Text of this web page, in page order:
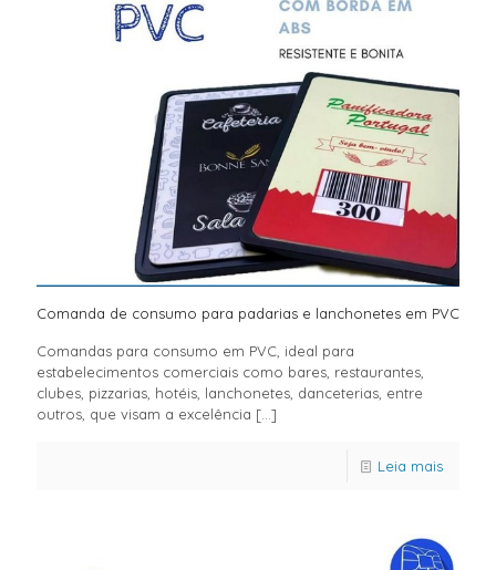
Comanda de consumo para padarias e lanchonetes em PVC
Comandas para consumo em PVC, ideal para
estabelecimentos comerciais como bares, restaurantes,
clubes, pizzarias, hotéis, lanchonetes, danceterias, entre
outros, que visam a excelência […]
Leia mais